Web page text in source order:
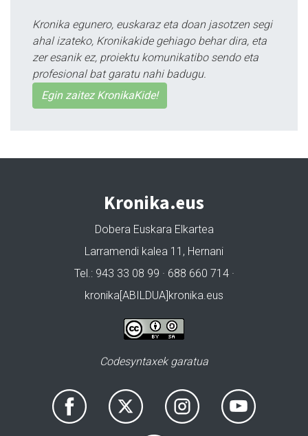
Kronika egunero, euskaraz eta doan jasotzen segi
ahal izateko, Kronikakide gehiago behar dira, eta
zer esanik ez, proiektu komunikatibo sendo eta
profesional bat garatu nahi badugu.
Egin zaitez KronikaKide!
Kronika.eus
Dobera Euskara Elkartea
Larramendi kalea 11, Hernani
Tel.: 943 33 08 99 · 688 660 714 ·
kronika[ABILDUA]kronika.eus
Codesyntaxek garatua